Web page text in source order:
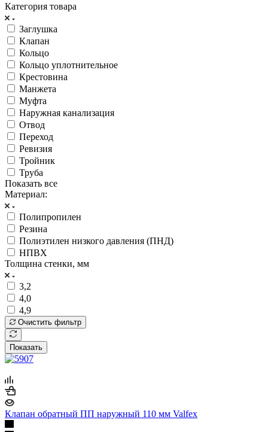
Категория товара
Заглушка
Клапан
Кольцо
Кольцо уплотнительное
Крестовина
Манжета
Муфта
Наружная канализация
Отвод
Переход
Ревизия
Тройник
Труба
Показать все
Материал:
Полипропилен
Резина
Полиэтилен низкого давления (ПНД)
НПВХ
Толщина стенки, мм
3,2
4,0
4,9
Очистить фильтр
Показать
Клапан обратный ПП наружный 110 мм Valfex